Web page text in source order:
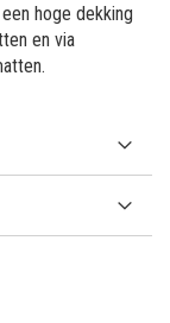
hoge dekking
en via